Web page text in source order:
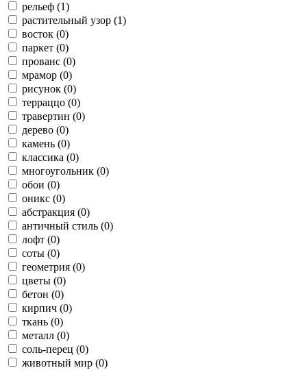
рельеф (1)
растительный узор (1)
восток (0)
паркет (0)
прованс (0)
мрамор (0)
рисунок (0)
терраццо (0)
травертин (0)
дерево (0)
камень (0)
классика (0)
многоугольник (0)
обои (0)
оникс (0)
абстракция (0)
античный стиль (0)
лофт (0)
соты (0)
геометрия (0)
цветы (0)
бетон (0)
кирпич (0)
ткань (0)
металл (0)
соль-перец (0)
животный мир (0)